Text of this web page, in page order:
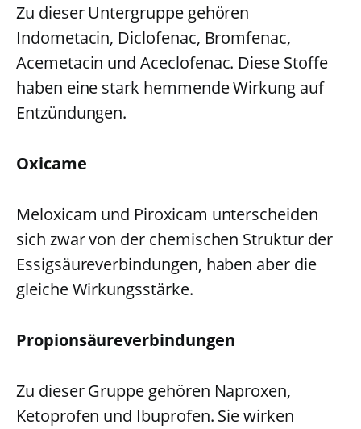
Zu dieser Untergruppe gehören
Indometacin, Diclofenac, Bromfenac,
Acemetacin und Aceclofenac. Diese Stoffe
haben eine stark hemmende Wirkung auf
Entzündungen.
Oxicame
Meloxicam und Piroxicam unterscheiden
sich zwar von der chemischen Struktur der
Essigsäureverbindungen, haben aber die
gleiche Wirkungsstärke.
Propionsäureverbindungen
Zu dieser Gruppe gehören Naproxen,
Ketoprofen und Ibuprofen. Sie wirken